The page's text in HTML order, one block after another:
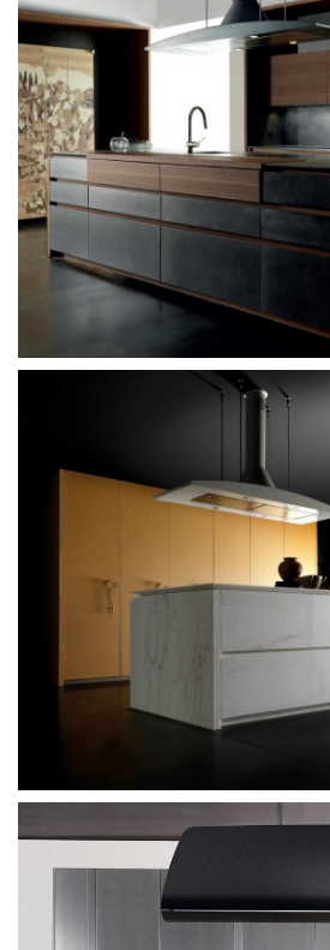
Twils Academy Piuma
Toncelli Wind noir